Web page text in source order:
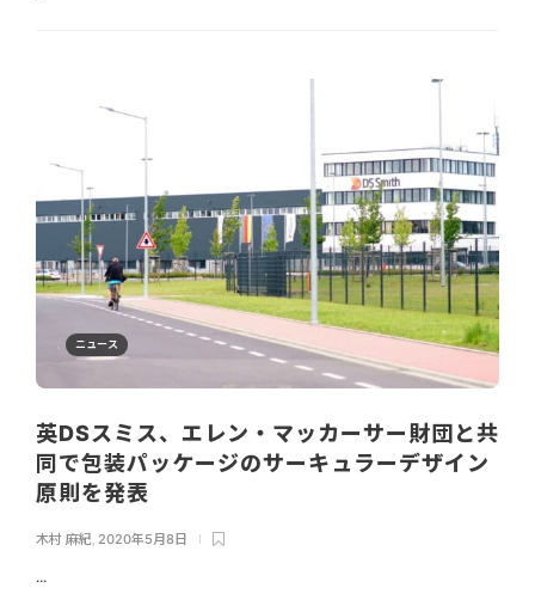
ニュース
英DSスミス、エレン・マッカーサー財団と共
同で包装パッケージのサーキュラーデザイン
原則を発表
木村 麻紀 2020年5月8日
...